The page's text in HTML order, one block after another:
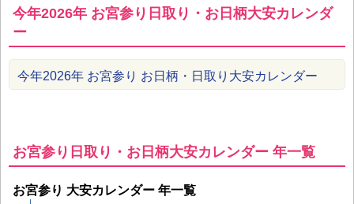
今年2026年 お宮参り日取り・お日柄大安カレンダ
ー
今年2026年 お宮参り お日柄・日取り大安カレンダー
お宮参り日取り・お日柄大安カレンダー 年一覧
お宮参り 大安カレンダー 年一覧